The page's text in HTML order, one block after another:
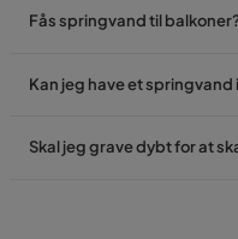
Fås springvand til
Kan jeg have et springvand
Skal jeg grave dybt for at